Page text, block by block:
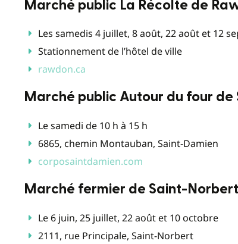
Marché public La Récolte de
Les samedis 4 juillet, 8 août, 22 août et 12
Stationnement de l’hôtel de ville
rawdon.ca
Marché public Autour du four de
Le samedi de 10 h à 15 h
6865, chemin Montauban, Saint-Damien
corposaintdamien.com
Marché fermier de Saint-Norbert
Le 6 juin, 25 juillet, 22 août et 10 octobre
2111, rue Principale, Saint-Norbert